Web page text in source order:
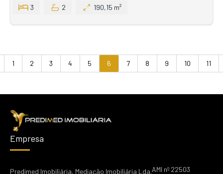
3
2 190,15 m²
1 2 3 4 5 6 7 8 9 10 11
Empresa
Predimed Imobiliária, Mediação Imobiliária Lda.AMI nº 22503